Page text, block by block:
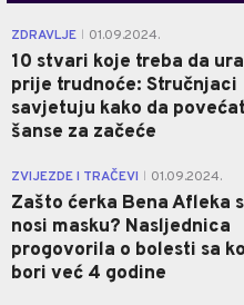
ZDRAVLJE 01.09.2024.
10 stvari koje treba da
prije trudnoće: Stručnjaci
savjetuju kako da
šanse za začeće
ZVIJEZDE I TRAČEVI 01.09.2024.
Zašto ćerka Bena Afleka
nosi masku? Nasljednica
progovorila o bolesti sa
bori već 4 godine